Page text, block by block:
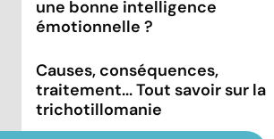
une bonne intelligence
émotionnelle ?
Causes, conséquences,
traitement... Tout savoir sur la
trichotillomanie